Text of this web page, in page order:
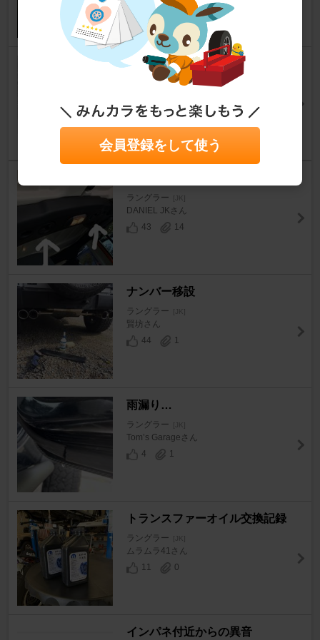
アクセルペダルスペーサーは と
っても良い(^^)
zuka 9317さん
22
4
ラングラー
DANIEL JKさん
43
14
ナンバー移設
ラングラー [JK]
賢坊さん
44
1
雨漏り…
ラングラー [JK]
Tom’s Garageさん
4
1
トランスファーオイル交換記録
ラングラー [JK]
ムラムラ41さん
11
0
インパネ付近からの異音
会員登録をして使う